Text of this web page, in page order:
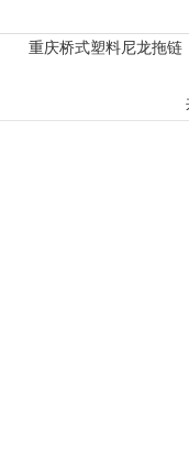
重庆桥式塑料尼龙拖链